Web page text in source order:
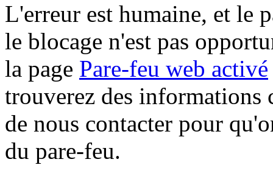
L'erreur est humaine, et le
le blocage n'est pas
la page Pare-feu web activé
trouverez des informations
de nous contacter pour
du pare-feu.